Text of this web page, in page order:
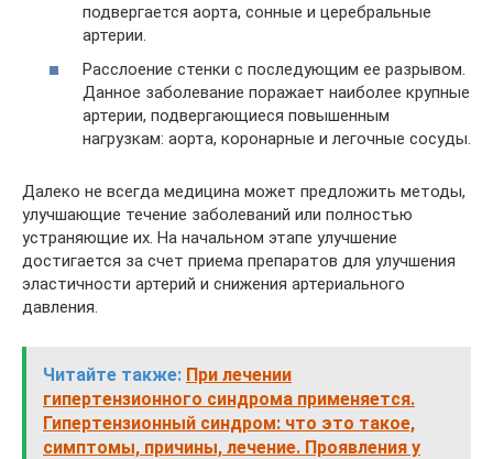
подвергается аорта, сонные и церебральные
артерии.
Расслоение стенки с последующим ее разрывом.
Данное заболевание поражает наиболее крупные
артерии, подвергающиеся повышенным
нагрузкам: аорта, коронарные и легочные сосуды.
Далеко не всегда медицина может предложить методы,
улучшающие течение заболеваний или полностью
устраняющие их. На начальном этапе улучшение
достигается за счет приема препаратов для улучшения
эластичности артерий и снижения артериального
давления.
Читайте также: При лечении
гипертензионного синдрома применяется.
Гипертензионный синдром: что это такое,
симптомы, причины, лечение. Проявления у